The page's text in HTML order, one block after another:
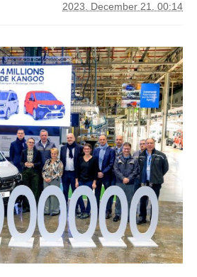
2023. December 21. 00:14